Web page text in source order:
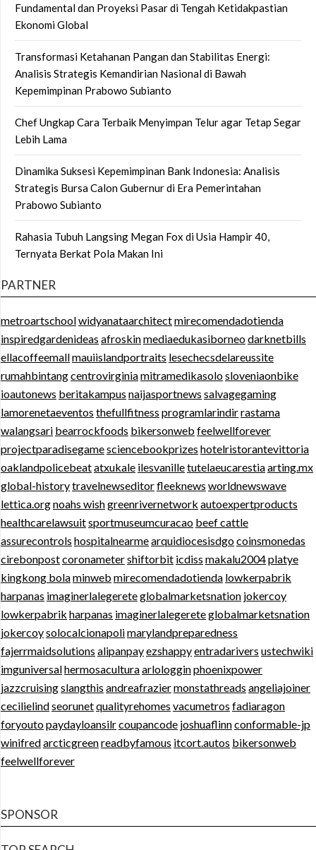
Fundamental dan Proyeksi Pasar di Tengah Ketidakpastian
Ekonomi Global
Transformasi Ketahanan Pangan dan Stabilitas Energi:
Analisis Strategis Kemandirian Nasional di Bawah
Kepemimpinan Prabowo Subianto
Chef Ungkap Cara Terbaik Menyimpan Telur agar Tetap Segar
Lebih Lama
Dinamika Suksesi Kepemimpinan Bank Indonesia: Analisis
Strategis Bursa Calon Gubernur di Era Pemerintahan
Prabowo Subianto
Rahasia Tubuh Langsing Megan Fox di Usia Hampir 40,
Ternyata Berkat Pola Makan Ini
PARTNER
metroartschoolwidyanataarchitectmirecomendadotienda
inspiredgardenideas afroskinmediaedukasiborneodarknetbills
ellacoffeemallmauiislandportraits lesechecsdelareussite
rumahbintangcentrovirginiamitramedikasolosloveniaonbike
ioautonews beritakampus naijasportnews salvagegaming
lamorenetaeventos thefullfitness programlarindirrastama
walangsari bearrockfoods bikersonweb feelwellforever
projectparadisegamesciencebookprizes hotelristorantevittoria
oaklandpolicebeatatxukale ilesvanilletutelaeucarestiaarting.mx
global-historytravelnewseditorfleeknews worldnewswave
lettica.orgnoahs wishgreenrivernetwork autoexpertproducts
healthcarelawsuitsportmuseumcuracao beef cattle
assurecontrols hospitalnearmearquidiocesisdgocoinsmonedas
cirebonpostcoronametershiftorbit icdiss makalu2004platye
kingkong bolaminweb mirecomendadotienda lowkerpabrik
harpanas imaginerlalegereteglobalmarketsnation jokercoy
lowkerpabrik harpanas imaginerlalegereteglobalmarketsnation
jokercoysolocalcionapolimarylandpreparedness
fajerrmaidsolutions alipanpayezshappyentradarivers ustechwiki
imguniversalhermosaculturaarlologginphoenixpower
jazzcruisingslangthis andreafraziermonstathreads angeliajoiner
cecilielindseorunetqualityrehomes vacumetros fadiaragon
foryoutopaydayloansilrcoupancode joshuaflinnconformable-jp
winifredarcticgreenreadbyfamous itcort.autos bikersonweb
feelwellforever
SPONSOR